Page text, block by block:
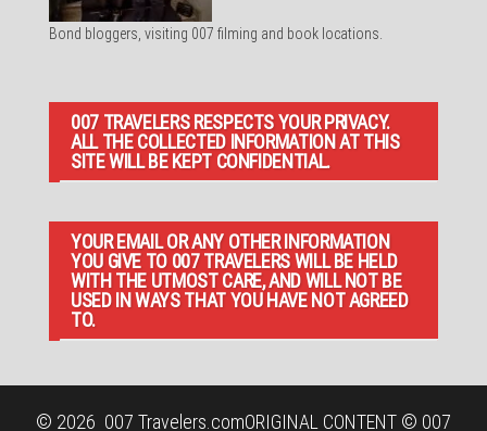
Bond bloggers, visiting 007 filming and book locations.
007 TRAVELERS RESPECTS YOUR PRIVACY.
ALL THE COLLECTED INFORMATION AT THIS
SITE WILL BE KEPT CONFIDENTIAL.
YOUR EMAIL OR ANY OTHER INFORMATION
YOU GIVE TO 007 TRAVELERS WILL BE HELD
WITH THE UTMOST CARE, AND WILL NOT BE
USED IN WAYS THAT YOU HAVE NOT AGREED
TO.
© 2026 007 Travelers.comORIGINAL CONTENT © 007